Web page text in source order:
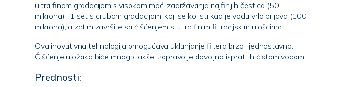
ultra finom gradacijom s visokom moći zadržavanja najfinijih čestica (50
mikrona) i 1 set s grubom gradacijom, koji se koristi kad je voda vrlo prljava (100
mikrona), a zatim završite sa čišćenjem s ultra finim filtracijskim ulošcima.
Ova inovativna tehnologija omogućava uklanjanje filtera brzo i jednostavno.
Čišćenje uložaka biće mnogo lakše, zapravo je dovoljno isprati ih čistom vodom.
Prednosti: